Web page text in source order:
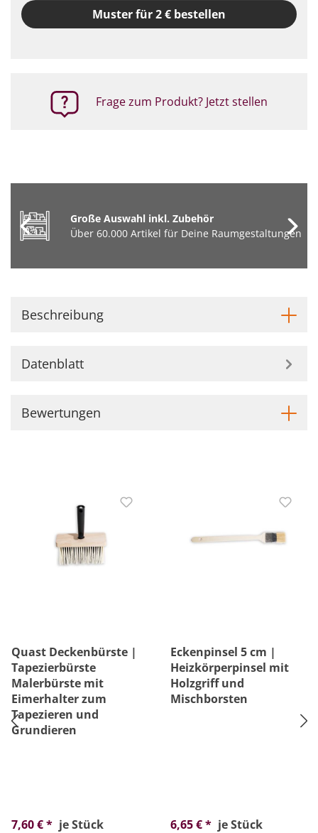
Muster für 2 € bestellen
Frage zum Produkt? Jetzt stellen
Große Auswahl inkl. Zubehör
Über 60.000 Artikel für Deine Raumgestaltungen
Beschreibung
Datenblatt
Bewertungen
Quast Deckenbürste |
Tapezierbürste
Malerbürste mit
Eimerhalter zum
Tapezieren und
Grundieren
7,60 € * je Stück
Eckenpinsel 5 cm |
Heizkörperpinsel mit
Holzgriff und
Mischborsten
6,65 € * je Stück